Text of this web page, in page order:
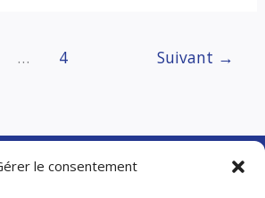
le consentement
… 4 Suivant →